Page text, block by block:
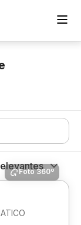
Foto 360º